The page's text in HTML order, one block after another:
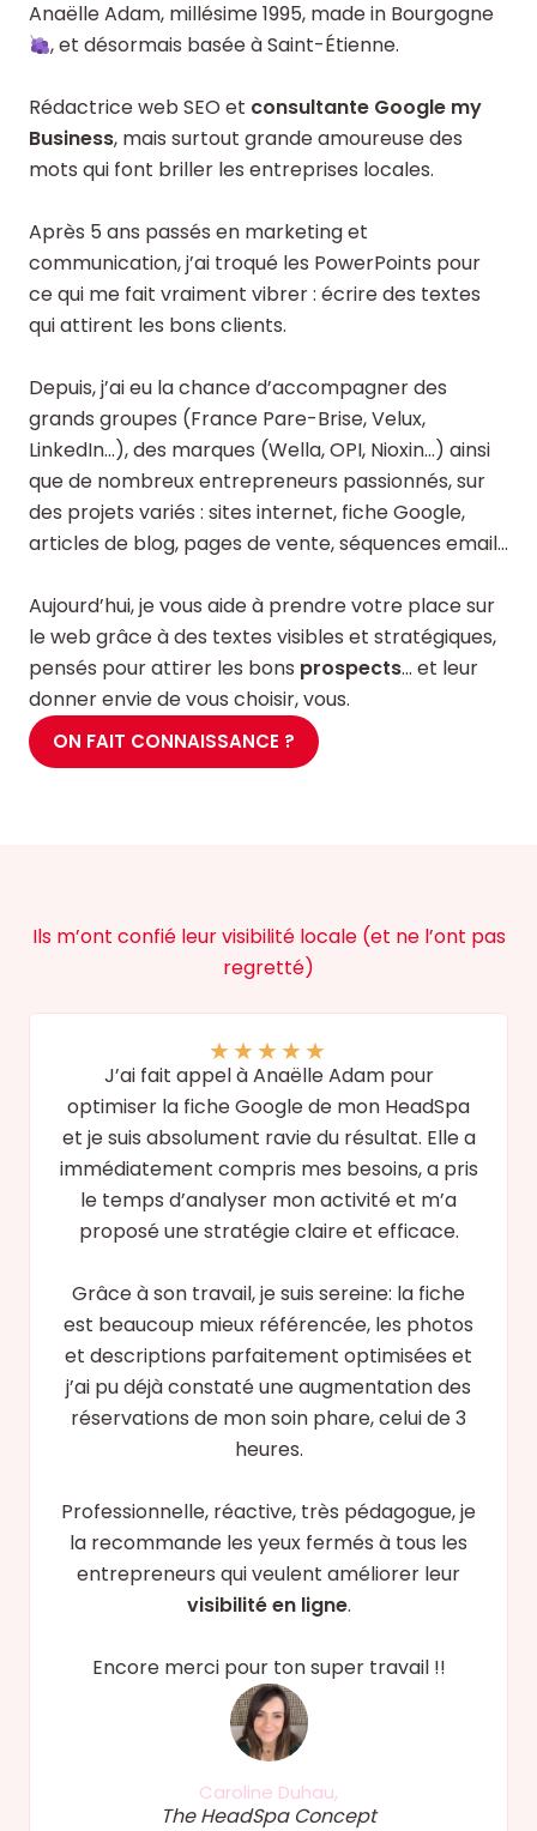
Anaëlle Adam, millésime 1995, made in Bourgogne
, et désormais basée à Saint-Étienne.
Rédactrice web SEO et consultante Google my
Business, mais surtout grande amoureuse des
mots qui font briller les entreprises locales.
Après 5 ans passés en marketing et
communication, j’ai troqué les PowerPoints pour
ce qui me fait vraiment vibrer : écrire des textes
qui attirent les bons clients.
Depuis, j’ai eu la chance d’accompagner des
grands groupes (France Pare-Brise, Velux,
LinkedIn…), des marques (Wella, OPI, Nioxin…) ainsi
que de nombreux entrepreneurs passionnés, sur
des projets variés : sites internet, fiche Google,
articles de blog, pages de vente, séquences email…
Aujourd’hui, je vous aide à prendre votre place sur
le web grâce à des textes visibles et stratégiques,
pensés pour attirer les bons prospects… et leur
donner envie de vous choisir, vous.
ON FAIT CONNAISSANCE ?
Ils m’ont confié leur visibilité locale (et ne l’ont pas
regretté)
★★★★★
J’ai fait appel à Anaëlle Adam pour
optimiser la fiche Google de mon HeadSpa
et je suis absolument ravie du résultat. Elle a
immédiatement compris mes besoins, a pris
le temps d’analyser mon activité et m’a
proposé une stratégie claire et efficace.
Grâce à son travail, je suis sereine: la fiche
est beaucoup mieux référencée, les photos
et descriptions parfaitement optimisées et
j’ai pu déjà constaté une augmentation des
réservations de mon soin phare, celui de 3
heures.
Professionnelle, réactive, très pédagogue, je
la recommande les yeux fermés à tous les
entrepreneurs qui veulent améliorer leur
visibilité en ligne.
Encore merci pour ton super travail !!
Caroline Duhau,
The HeadSpa Concept